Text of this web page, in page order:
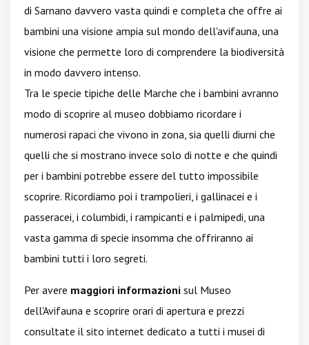
di Sarnano davvero vasta quindi e completa che offre ai
bambini una visione ampia sul mondo dell'avifauna, una
visione che permette loro di comprendere la biodiversità
in modo davvero intenso.
Tra le specie tipiche delle Marche che i bambini avranno
modo di scoprire al museo dobbiamo ricordare i
numerosi rapaci che vivono in zona, sia quelli diurni che
quelli che si mostrano invece solo di notte e che quindi
per i bambini potrebbe essere del tutto impossibile
scoprire. Ricordiamo poi i trampolieri, i gallinacei e i
passeracei, i columbidi, i rampicanti e i palmipedi, una
vasta gamma di specie insomma che offriranno ai
bambini tutti i loro segreti.
Per avere maggiori informazioni sul Museo
dell'Avifauna e scoprire orari di apertura e prezzi
consultate il sito internet dedicato a tutti i musei di